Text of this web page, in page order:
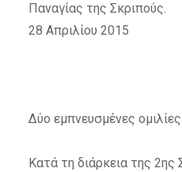
Παναγίας της Σκριπούς.
28 Απριλίου 2015
Δύο εμπνευσμένες ομιλίες
Κατά τη διάρκεια της 2ης